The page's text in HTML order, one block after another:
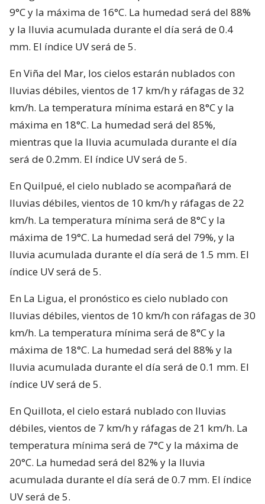
9°C y la máxima de 16°C. La humedad será del 88%
y la lluvia acumulada durante el día será de 0.4
mm. El índice UV será de 5.
En Viña del Mar, los cielos estarán nublados con
lluvias débiles, vientos de 17 km/h y ráfagas de 32
km/h. La temperatura mínima estará en 8°C y la
máxima en 18°C. La humedad será del 85%,
mientras que la lluvia acumulada durante el día
será de 0.2mm. El índice UV será de 5.
En Quilpué, el cielo nublado se acompañará de
lluvias débiles, vientos de 10 km/h y ráfagas de 22
km/h. La temperatura mínima será de 8°C y la
máxima de 19°C. La humedad será del 79%, y la
lluvia acumulada durante el día será de 1.5 mm. El
índice UV será de 5.
En La Ligua, el pronóstico es cielo nublado con
lluvias débiles, vientos de 10 km/h con ráfagas de 30
km/h. La temperatura mínima será de 8°C y la
máxima de 18°C. La humedad será del 88% y la
lluvia acumulada durante el día será de 0.1 mm. El
índice UV será de 5.
En Quillota, el cielo estará nublado con lluvias
débiles, vientos de 7 km/h y ráfagas de 21 km/h. La
temperatura mínima será de 7°C y la máxima de
20°C. La humedad será del 82% y la lluvia
acumulada durante el día será de 0.7 mm. El índice
UV será de 5.